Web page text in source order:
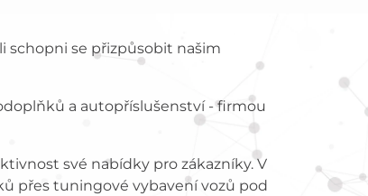
schopni se přizpůsobit našim
a autopříslušenství - firmou
své nabídky pro zákazníky. V
přes tuningové vybavení vozů pod